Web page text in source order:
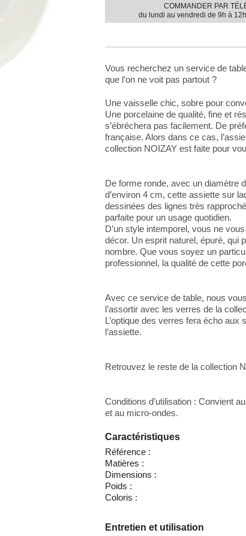
COMMANDER PAR
du lundi au vendredi de 9h à
Vous recherchez un service de
que l’on ne voit pas partout ?
Une vaisselle chic, sobre pour
Une porcelaine de qualité, fine et
s’ébréchera pas facilement. De
française. Alors dans ce cas,
collection NOIZAY est faite pour
De forme ronde, avec un diamètre
d’environ 4 cm, cette assiette sur
dessinées des lignes très
parfaite pour un usage quotidien.
D’un style intemporel, vous ne
décor. Un esprit naturel, épuré, qui
nombre. Que vous soyez un
professionnel, la qualité de cette
Avec ce service de table, nous
l’assortir avec les verres de la
L’optique des verres fera écho aux
l’assiette.
Retrouvez le reste de la collection
Conditions d’utilisation : Convient
et au micro-ondes.
Caractéristiques
Référence :
Matières :
Dimensions :
Poids :
Coloris :
Entretien et utilisation